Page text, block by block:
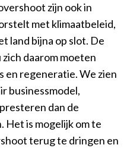
zijn ook in
met klimaatbeleid,
land bijna op slot. De
daarom moeten
en regeneratie. We zien
businessmodel,
dan de
Het is mogelijk om te
terug te dringen en